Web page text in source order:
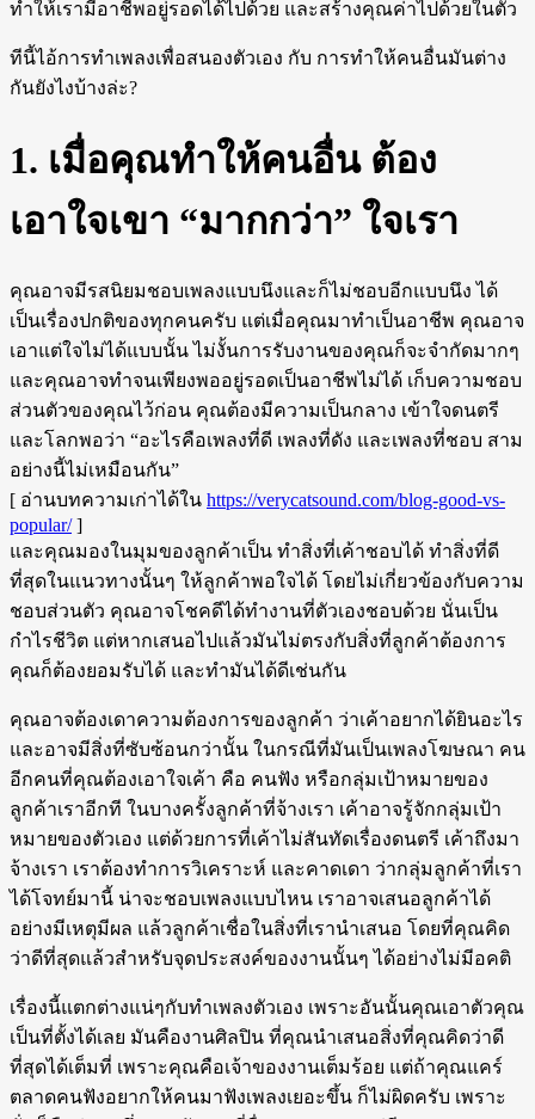
ทำให้เรามีอาชีพอยู่รอดได้ไปด้วย และสร้างคุณค่าไปด้วยในตัว
ทีนี้ไอ้การทำเพลงเพื่อสนองตัวเอง กับ การทำให้คนอื่นมันต่าง
กันยังไงบ้างล่ะ?
1. เมื่อคุณทำให้คนอื่น ต้อง
เอาใจเขา “มากกว่า” ใจเรา
คุณอาจมีรสนิยมชอบเพลงแบบนึงและก็ไม่ชอบอีกแบบนึง ได้
เป็นเรื่องปกติของทุกคนครับ แต่เมื่อคุณมาทำเป็นอาชีพ คุณอาจ
เอาแต่ใจไม่ได้แบบนั้น ไม่งั้นการรับงานของคุณก็จะจำกัดมากๆ
และคุณอาจทำจนเพียงพออยู่รอดเป็นอาชีพไม่ได้ เก็บความชอบ
ส่วนตัวของคุณไว้ก่อน คุณต้องมีความเป็นกลาง เข้าใจดนตรี
และโลกพอว่า “อะไรคือเพลงที่ดี เพลงที่ดัง และเพลงที่ชอบ สาม
อย่างนี้ไม่เหมือนกัน”
[ อ่านบทความเก่าได้ใน https://verycatsound.com/blog-good-vs-
popular/]
และคุณมองในมุมของลูกค้าเป็น ทำสิ่งที่เค้าชอบได้ ทำสิ่งที่ดี
ที่สุดในแนวทางนั้นๆ ให้ลูกค้าพอใจได้ โดยไม่เกี่ยวข้องกับความ
ชอบส่วนตัว คุณอาจโชคดีได้ทำงานที่ตัวเองชอบด้วย นั่นเป็น
กำไรชีวิต แต่หากเสนอไปแล้วมันไม่ตรงกับสิ่งที่ลูกค้าต้องการ
คุณก็ต้องยอมรับได้ และทำมันได้ดีเช่นกัน
คุณอาจต้องเดาความต้องการของลูกค้า ว่าเค้าอยากได้ยินอะไร
และอาจมีสิ่งที่ซับซ้อนกว่านั้น ในกรณีที่มันเป็นเพลงโฆษณา คน
อีกคนที่คุณต้องเอาใจเค้า คือ คนฟัง หรือกลุ่มเป้าหมายของ
ลูกค้าเราอีกที ในบางครั้งลูกค้าที่จ้างเรา เค้าอาจรู้จักกลุ่มเป้า
หมายของตัวเอง แต่ด้วยการที่เค้าไม่สันทัดเรื่องดนตรี เค้าถึงมา
จ้างเรา เราต้องทำการวิเคราะห์ และคาดเดา ว่ากลุ่มลูกค้าที่เรา
ได้โจทย์มานี้ น่าจะชอบเพลงแบบไหน เราอาจเสนอลูกค้าได้
อย่างมีเหตุมีผล แล้วลูกค้าเชื่อในสิ่งที่เรานำเสนอ โดยที่คุณคิด
ว่าดีที่สุดแล้วสำหรับจุดประสงค์ของงานนั้นๆ ได้อย่างไม่มีอคติ
เรื่องนี้แตกต่างแน่ๆกับทำเพลงตัวเอง เพราะอันนั้นคุณเอาตัวคุณ
เป็นที่ตั้งได้เลย มันคืองานศิลปิน ที่คุณนำเสนอสิ่งที่คุณคิดว่าดี
ที่สุดได้เต็มที่ เพราะคุณคือเจ้าของงานเต็มร้อย แต่ถ้าคุณแคร์
ตลาดคนฟังอยากให้คนมาฟังเพลงเยอะขึ้น ก็ไม่ผิดครับ เพราะ